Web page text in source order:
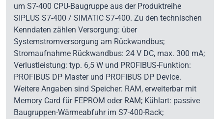
um S7-400 CPU-Baugruppe aus der Produktreihe
SIPLUS S7-400 / SIMATIC S7-400. Zu den technischen
Kenndaten zählen Versorgung: über
Systemstromversorgung am Rückwandbus;
Stromaufnahme Rückwandbus: 24 V DC, max. 300 mA;
Verlustleistung: typ. 6,5 W und PROFIBUS-Funktion:
PROFIBUS DP Master und PROFIBUS DP Device.
Weitere Angaben sind Speicher: RAM, erweiterbar mit
Memory Card für FEPROM oder RAM; Kühlart: passive
Baugruppen-Wärmeabfuhr im S7-400-Rack;